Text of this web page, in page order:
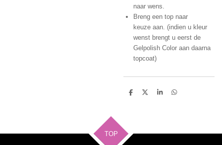
naar wens.
Breng een top naar
keuze aan. (indien u kleur
wenst brengt u eerst de
Gelpolish Color aan daarna
topcoat)
D
D
S
D
TOP